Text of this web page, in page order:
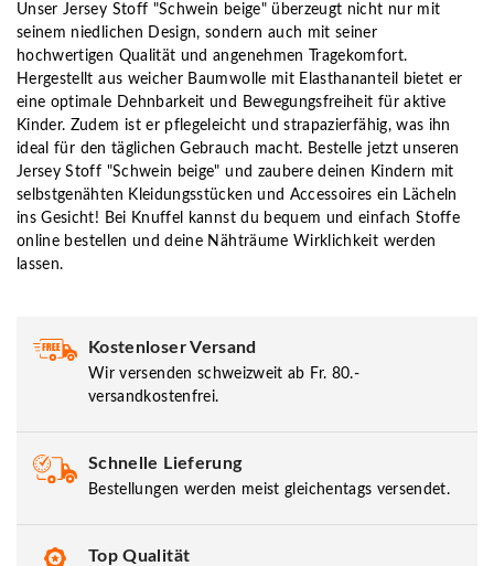
Unser Jersey Stoff "Schwein beige" überzeugt nicht nur mit
seinem niedlichen Design, sondern auch mit seiner
hochwertigen Qualität und angenehmen Tragekomfort.
Hergestellt aus weicher Baumwolle mit Elasthananteil bietet er
eine optimale Dehnbarkeit und Bewegungsfreiheit für aktive
Kinder. Zudem ist er pflegeleicht und strapazierfähig, was ihn
ideal für den täglichen Gebrauch macht. Bestelle jetzt unseren
Jersey Stoff "Schwein beige" und zaubere deinen Kindern mit
selbstgenähten Kleidungsstücken und Accessoires ein Lächeln
ins Gesicht! Bei Knuffel kannst du bequem und einfach Stoffe
online bestellen und deine Nähträume Wirklichkeit werden
lassen.
Kostenloser Versand
Wir versenden schweizweit ab Fr. 80.-
versandkostenfrei.
Schnelle Lieferung
Bestellungen werden meist gleichentags versendet.
Top Qualität